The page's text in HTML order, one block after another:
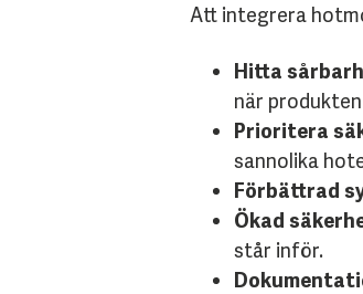
Att integrera
Hitta
när
Prioritera
sannolika
Förbättrad
Ökad
står inför.